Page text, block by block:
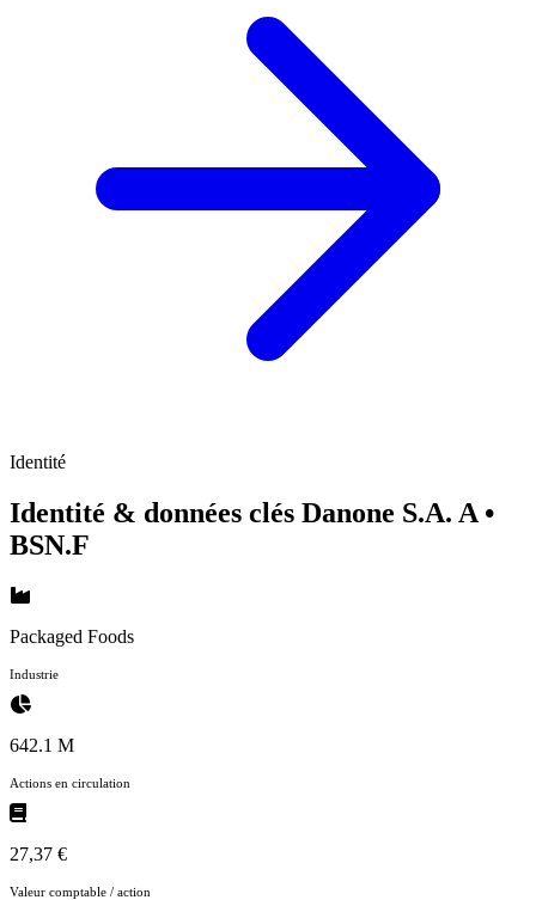
Identité
Identité & données clés Danone S.A. A •
BSN.F
Packaged Foods
Industrie
642.1 M
Actions en circulation
27,37 €
Valeur comptable / action